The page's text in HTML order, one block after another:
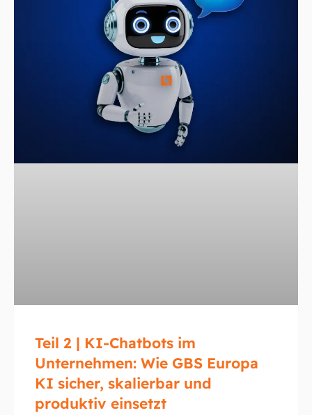
Teil 2 | KI-Chatbots im
Unternehmen: Wie GBS Europa
KI sicher, skalierbar und
produktiv einsetzt